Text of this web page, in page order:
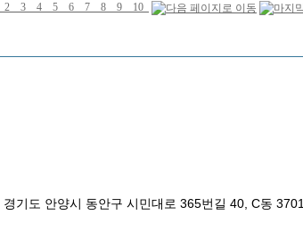
2 3 4 5 6 7 8 9 10
경기도 안양시 동안구 시민대로 365번길 40, C동 3701